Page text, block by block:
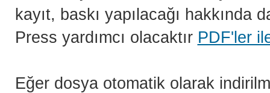
kayıt, baskı yapılacağı
Press yardımcı olacaktır PDF'ler
Eğer dosya otomatik olarak